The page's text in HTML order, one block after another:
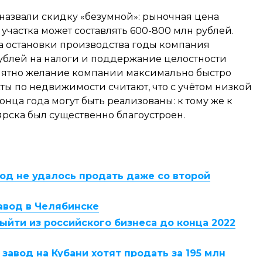
скидку «безумной»: рыночная цена
может составлять 600-800 млн рублей.
производства годы компания
на налоги и поддержание целостности
желание компании максимально быстро
по недвижимости считают, что с учётом низкой
года могут быть реализованы: к тому же к
был существенно благоустроен.
не удалось продать даже со второй
в Челябинске
из российского бизнеса до конца 2022
на Кубани хотят продать за 195 млн